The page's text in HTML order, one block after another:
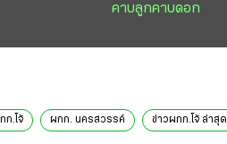
คาบลูกคาบดอก
ก.โจ้ ผกก. นครสวรรค์ ข่าวผกก.โจ้ ล่าสุด